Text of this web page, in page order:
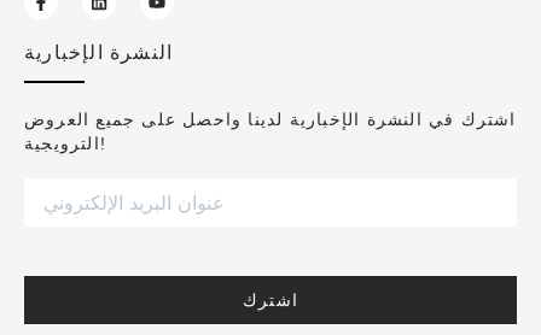
النشرة الإخبارية
اشترك في النشرة الإخبارية لدينا واحصل على جميع العروض
الترويجية!
اشترك